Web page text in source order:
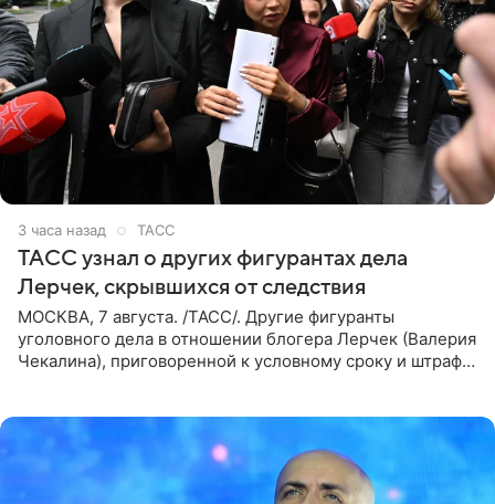
3 часа назад ТАСС
ТАСС узнал о других фигурантах дела
Лерчек, скрывшихся от следствия
МОСКВА, 7 августа. /ТАСС/. Другие фигуранты
уголовного дела в отношении блогера Лерчек (Валерия
Чекалина), приговоренной к условному сроку и штрафу,